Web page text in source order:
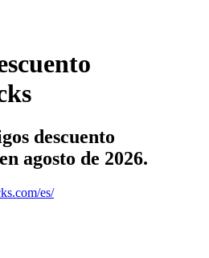
descuento
agosto de 2026.
es/